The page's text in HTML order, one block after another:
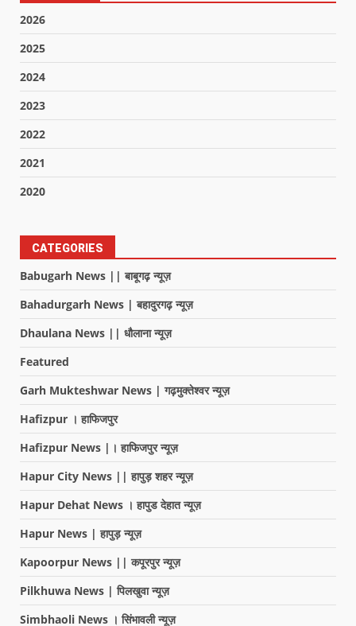
2026
2025
2024
2023
2022
2021
2020
CATEGORIES
Babugarh News || बाबूगढ़ न्यूज़
Bahadurgarh News | बहादुरगढ़ न्यूज़
Dhaulana News || धौलाना न्यूज़
Featured
Garh Mukteshwar News | गढ़मुक्तेश्वर न्यूज़
Hafizpur । हाफिजपुर
Hafizpur News |। हाफिजपुर न्यूज़
Hapur City News || हापुड़ शहर न्यूज़
Hapur Dehat News । हापुड देहात न्यूज़
Hapur News | हापुड़ न्यूज़
Kapoorpur News || कपूरपुर न्यूज़
Pilkhuwa News | पिलखुवा न्यूज़
Simbhaoli News । सिंभावली न्यूज़